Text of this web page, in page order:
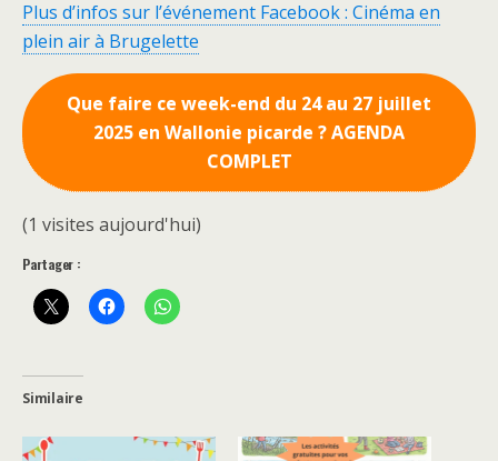
Plus d’infos sur l’événement Facebook : Cinéma en
plein air à Brugelette
Que faire ce week-end du 24 au 27 juillet
2025 en Wallonie picarde ? AGENDA
COMPLET
(1 visites aujourd'hui)
Partager :
Similaire